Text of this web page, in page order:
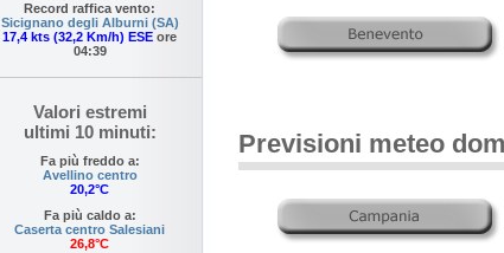
Record raffica vento:
Sicignano degli Alburni (SA)
17,4 kts (32,2 Km/h) ESE ore
04:39
Valori estremi
ultimi 10 minuti:
Fa più freddo a:
Avellino centro
20,2°C
Fa più caldo a:
Caserta centro Salesiani
26,8°C
Previsioni meteo